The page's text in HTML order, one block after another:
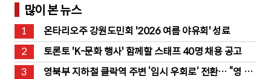
많이 본 뉴스
1
온타리오주 강원도민회 '2026 여름 야유회' 성료
2
토론토 'K-문화 행사' 함께할 스태프 40명 채용 공고
3
영북부 지하철 클락역 주변 ‘임시 우회로’ 전환… “영 스